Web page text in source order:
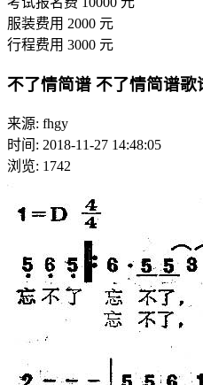
服装费用 2000 元
行程费用 3000 元
不了情简谱 不了情简谱歌
来源: fhgy
时间: 2018-11-27 14:48:05
浏览: 1742